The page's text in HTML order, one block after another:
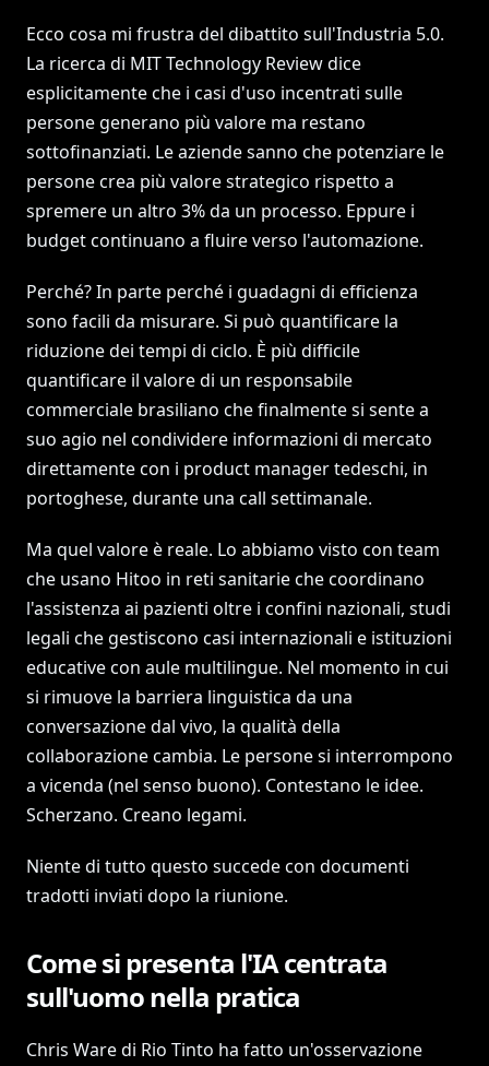
Ecco cosa mi frustra del dibattito sull'Industria 5.0.
La ricerca di MIT Technology Review dice
esplicitamente che i casi d'uso incentrati sulle
persone generano più valore ma restano
sottofinanziati. Le aziende sanno che potenziare le
persone crea più valore strategico rispetto a
spremere un altro 3% da un processo. Eppure i
budget continuano a fluire verso l'automazione.
Perché? In parte perché i guadagni di efficienza
sono facili da misurare. Si può quantificare la
riduzione dei tempi di ciclo. È più difficile
quantificare il valore di un responsabile
commerciale brasiliano che finalmente si sente a
suo agio nel condividere informazioni di mercato
direttamente con i product manager tedeschi, in
portoghese, durante una call settimanale.
Ma quel valore è reale. Lo abbiamo visto con team
che usano Hitoo in reti sanitarie che coordinano
l'assistenza ai pazienti oltre i confini nazionali, studi
legali che gestiscono casi internazionali e istituzioni
educative con aule multilingue. Nel momento in cui
si rimuove la barriera linguistica da una
conversazione dal vivo, la qualità della
collaborazione cambia. Le persone si interrompono
a vicenda (nel senso buono). Contestano le idee.
Scherzano. Creano legami.
Niente di tutto questo succede con documenti
tradotti inviati dopo la riunione.
Come si presenta l'IA centrata
sull'uomo nella pratica
Chris Ware di Rio Tinto ha fatto un'osservazione